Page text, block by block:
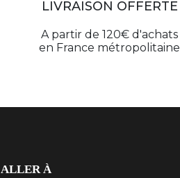
LIVRAISON OFFERTE
A partir de 120€ d'achats
en France métropolitaine
ALLER À